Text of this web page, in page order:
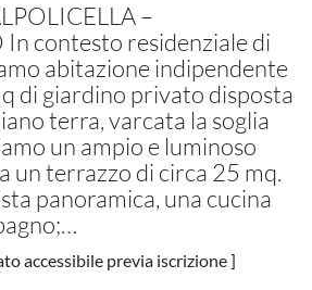
–
contesto residenziale di
abitazione indipendente
di giardino privato disposta
terra, varcata la soglia
un ampio e luminoso
un terrazzo di circa 25 mq.
panoramica, una cucina
accessibile previa iscrizione ]